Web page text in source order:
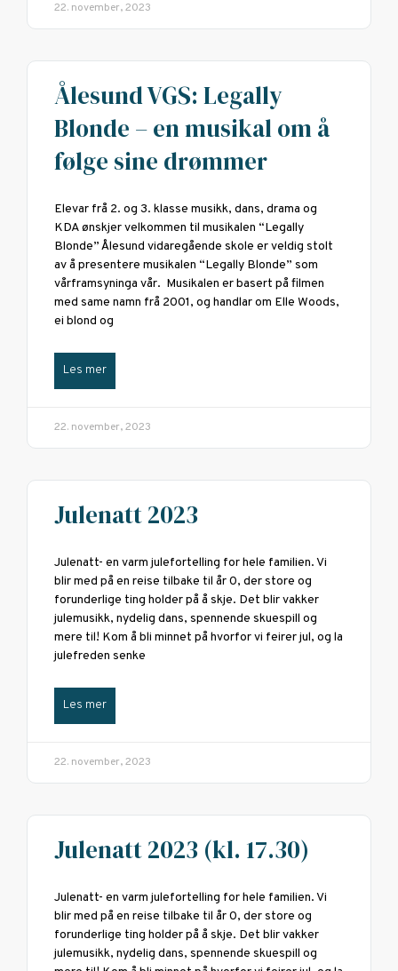
22. november, 2023
Ålesund VGS: Legally
Blonde – en musikal om å
følge sine drømmer
Elevar frå 2. og 3. klasse musikk, dans, drama og
KDA ønskjer velkommen til musikalen “Legally
Blonde” Ålesund vidaregående skole er veldig stolt
av å presentere musikalen “Legally Blonde” som
vårframsyninga vår. Musikalen er basert på filmen
med same namn frå 2001, og handlar om Elle Woods,
ei blond og
Les mer
22. november, 2023
Julenatt 2023
Julenatt- en varm julefortelling for hele familien. Vi
blir med på en reise tilbake til år 0, der store og
forunderlige ting holder på å skje. Det blir vakker
julemusikk, nydelig dans, spennende skuespill og
mere til! Kom å bli minnet på hvorfor vi feirer jul, og la
julefreden senke
Les mer
22. november, 2023
Julenatt 2023 (kl. 17.30)
Julenatt- en varm julefortelling for hele familien. Vi
blir med på en reise tilbake til år 0, der store og
forunderlige ting holder på å skje. Det blir vakker
julemusikk, nydelig dans, spennende skuespill og